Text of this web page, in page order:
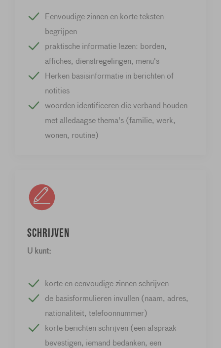
Eenvoudige zinnen en korte teksten
begrijpen
praktische informatie lezen: borden,
affiches, dienstregelingen, menu's
Herken basisinformatie in berichten of
notities
woorden identificeren die verband houden
met alledaagse thema's (familie, werk,
wonen, routine)
Schrijven
U kunt:
korte en eenvoudige zinnen schrijven
de basisformulieren invullen (naam, adres,
nationaliteit, telefoonnummer)
korte berichten schrijven (een afspraak
bevestigen, iemand bedanken, een